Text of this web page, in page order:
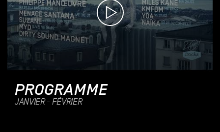
PROGRAMME
JANVIER - FÉVRIER